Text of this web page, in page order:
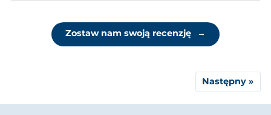
Zostaw nam swoją recenzję →
Następny »